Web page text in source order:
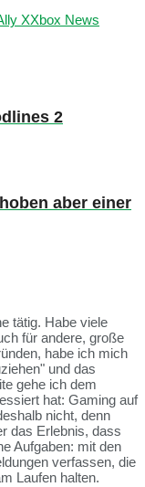
XXbox News
2
aber einer
tätig. Habe viele
für andere, große
habe ich mich
und das
gehe ich dem
hat: Gaming auf
nicht, denn
das Erlebnis, dass
Aufgaben: mit den
verfassen, die
Laufen halten.